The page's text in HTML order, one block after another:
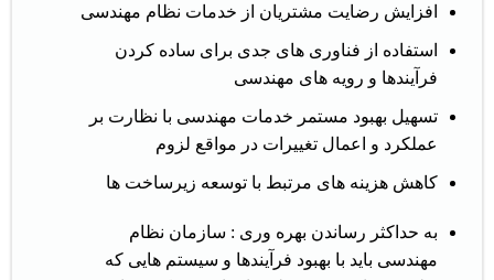
افزایش رضایت مشتریان از خدمات نظام مهندسی
استفاده از فناوری های جدی برای ساده کردن
فرآیندها و رویه های مهندسی
تسهیل بهبود مستمر خدمات مهندسی با نظارت بر
عملکرد و اعمال تغییرات در مواقع لزوم
کاهش هزینه های مرتبط با توسعه زیرساخت ها
به حداکثر رساندن بهره وری : سازمان نظام
مهندسی باید با بهبود فرآیندها و سیستم هایی که